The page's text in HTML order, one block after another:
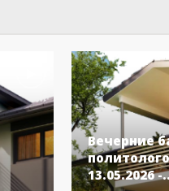
Вечерние
13.05.2026 -